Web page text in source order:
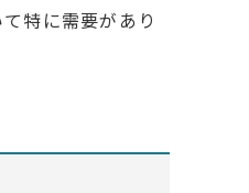
特に需要があり